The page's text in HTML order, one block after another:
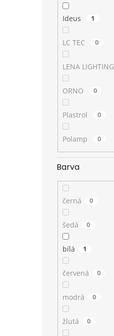
Ideus 1
LC TEC 0
LENA LIGHTING
ORNO 0
Plastrol 0
Polamp 0
Barva
černá 0
šedá 0
bílá 1
červená 0
modrá 0
žlutá 0